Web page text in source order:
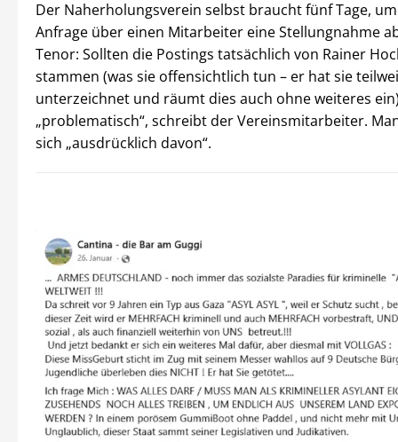
Der Naherholungsverein selbst braucht fünf Tage,
Anfrage über einen Mitarbeiter eine Stellungnahme
Tenor: Sollten die Postings tatsächlich von Rainer
stammen (was sie offensichtlich tun – er hat sie
unterzeichnet und räumt dies auch ohne weiteres
„problematisch“, schreibt der Vereinsmitarbeiter.
sich „ausdrücklich davon“.